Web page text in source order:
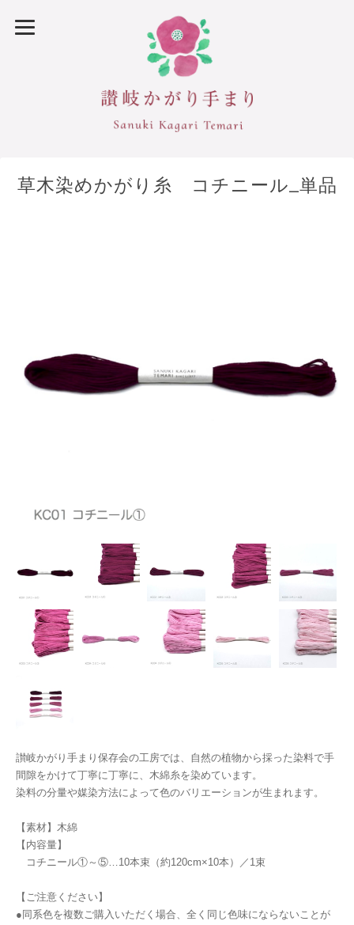
草木染めかがり糸 コチニール_単品
讃岐かがり手まり保存会の工房では、自然の植物から採った染料で手
間隙をかけて丁寧に丁寧に、木綿糸を染めています。
染料の分量や媒染方法によって色のバリエーションが生まれます。
【素材】木綿
【内容量】
コチニール①～⑤…10本束（約120cm×10本）／1束
【ご注意ください】
●同系色を複数ご購入いただく場合、全く同じ色味にならないことが